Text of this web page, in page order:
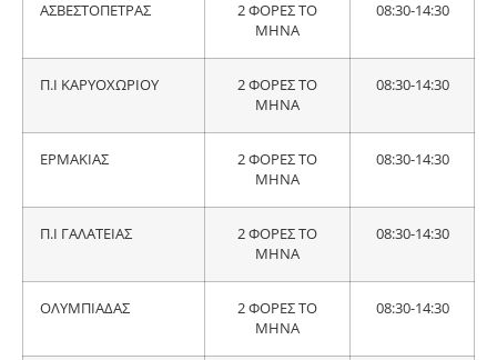
ΑΣΒΕΣΤΟΠΕΤΡΑΣ
2 ΦΟΡΕΣ ΤΟ
ΜΗΝΑ
08:30-14:30
Π.Ι ΚΑΡΥΟΧΩΡΙΟΥ
2 ΦΟΡΕΣ ΤΟ
ΜΗΝΑ
08:30-14:30
ΕΡΜΑΚΙΑΣ
2 ΦΟΡΕΣ ΤΟ
ΜΗΝΑ
08:30-14:30
Π.Ι ΓΑΛΑΤΕΙΑΣ
2 ΦΟΡΕΣ ΤΟ
ΜΗΝΑ
08:30-14:30
ΟΛΥΜΠΙΑΔΑΣ
2 ΦΟΡΕΣ ΤΟ
ΜΗΝΑ
08:30-14:30